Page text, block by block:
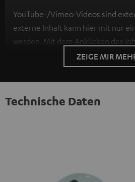
YouTube-/Vimeo-Videos sind
externe Inhalt kann hier mit nur
werden. Mit dem Anklicken des
dass externe Inhalte angezeigt
personenbezogene Daten an
übermittelt werden.Weitere
Datenschutzerklärung unter I zu
ZEIGE MIR
Technische Daten